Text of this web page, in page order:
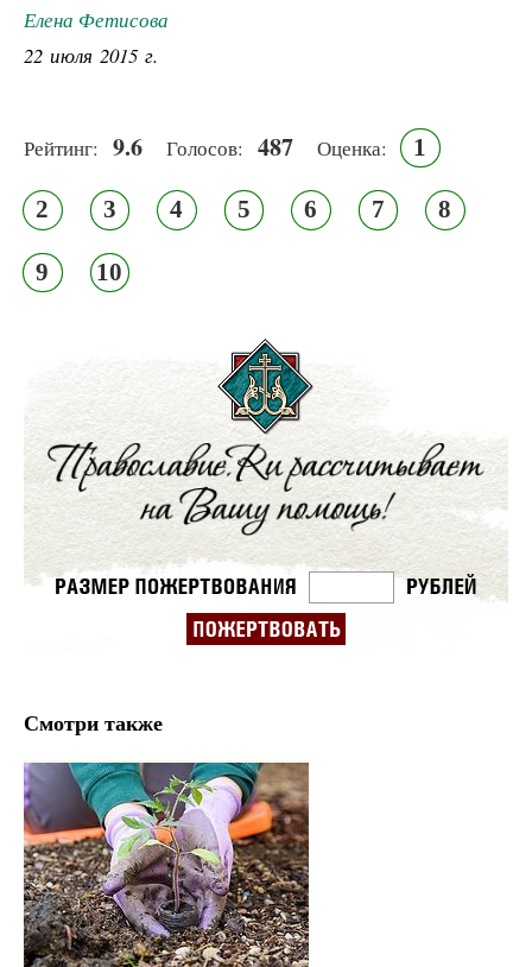
Елена Фетисова
22 июля 2015 г.
Рейтинг: 9.6 Голосов: 487 Оценка: 1
2 3 4 5 6 7 8
9 10
Смотри также